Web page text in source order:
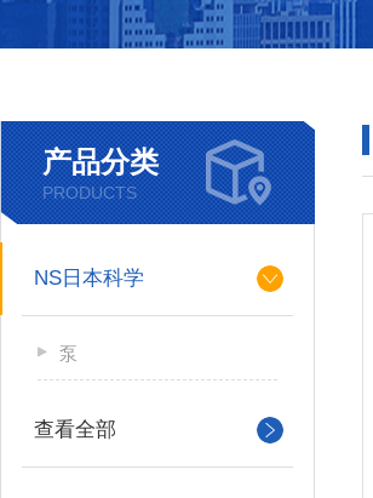
产品分类
PRODUCTS
NS日本科学
泵
查看全部